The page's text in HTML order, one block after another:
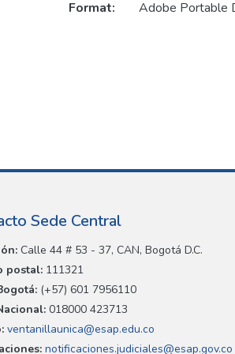
Format: Adobe Portable
Sede Central
Calle 44 # 53 - 37, CAN, Bogotá D.C.
postal: 111321
(+57) 601 7956110
018000 423713
ventanillaunica@esap.edu.co
notificaciones.judiciales@esap.gov.co